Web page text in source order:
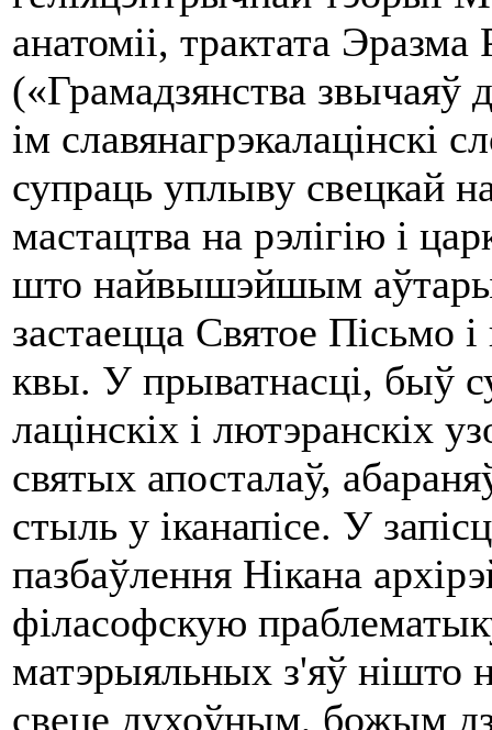
анатоміі, трактата
(«Грамадзянства звычаяў
ім славянагрэкалацінскі
супраць уплыву свецкай
мастацтва на рэлігію i
што найвышэйшым
застаецца Святое Пісьмо
квы. У прыватнасці, быў
лацінскіх i лютэранскіх
святых апосталаў,
стыль у іканапісе. У
пазбаўлення Нікана
філасофскую
матэрыяльных з'яў нішто
свеце духоўным, божым